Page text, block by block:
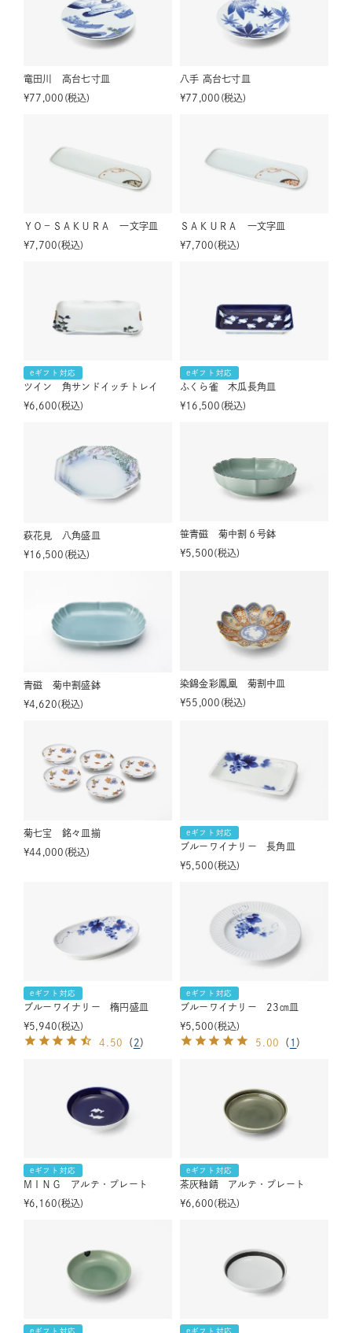
竜田川 高台七寸皿
¥77,000 税込
八手 高台七寸皿
¥77,000 税込
ＹＯ－ＳＡＫＵＲＡ 一文字皿
¥7,700 税込
ＳＡＫＵＲＡ 一文字皿
¥7,700 税込
eギフト対応
ツイン 角サンドイッチトレイ
¥6,600 税込
eギフト対応
ふくら雀 木瓜長角皿
¥16,500 税込
萩花見 八角盛皿
¥16,500 税込
笹青磁 菊中割６号鉢
¥5,500 税込
青磁 菊中割盛鉢
¥4,620 税込
染錦金彩鳳凰 菊割中皿
¥55,000 税込
菊七宝 銘々皿揃
¥44,000 税込
eギフト対応
ブルーワイナリー 長角皿
¥5,500 税込
eギフト対応
ブルーワイナリー 楕円盛皿
¥5,940 税込
4.50
（ 2）
eギフト対応
ブルーワイナリー 23㎝皿
¥5,500 税込
5.00
（ 1 ）
eギフト対応
MＩＮＧ アルテ・プレート
¥6,160 税込
eギフト対応
茶灰釉錆 アルテ・プレート
¥6,600 税込
eギフト対応 eギフト対応